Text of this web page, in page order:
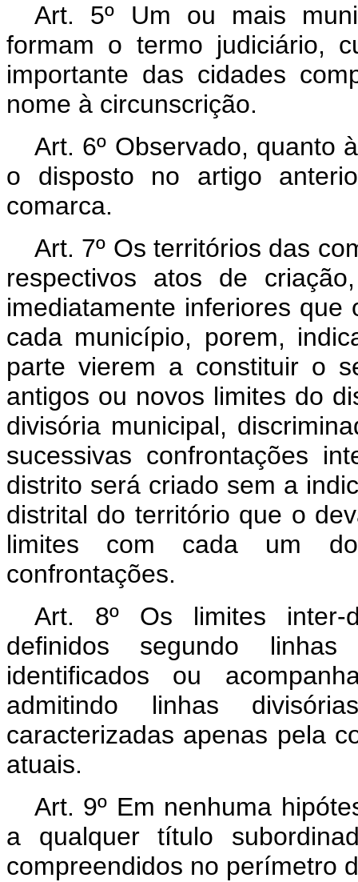
Art. 5º Um ou mais
formam o termo judiciário,
importante das cidades
nome à circunscrição.
Art. 6º Observado, quanto
o disposto no artigo
comarca.
Art. 7º Os territórios das
respectivos atos de
imediatamente inferiores
cada município, porem,
parte vierem a constituir o
antigos ou novos limites do
divisória municipal,
sucessivas confrontações
distrito será criado sem a
distrital do território que o
limites com cada um
confrontações.
Art. 8º Os limites inter-
definidos segundo
identificados ou
admitindo linhas
caracterizadas apenas pela
atuais.
Art. 9º Em nenhuma
a qualquer título
compreendidos no perímetro